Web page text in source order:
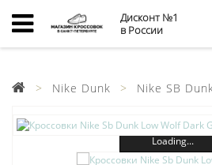
Дисконт №1
в России
Nike Dunk Nike SB
Loading...